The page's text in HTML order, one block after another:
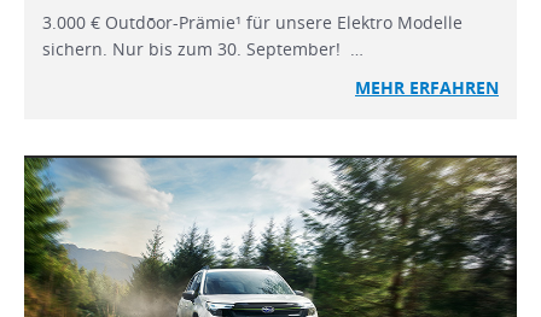
3.000 € Outdōor-Prämie¹ für unsere Elektro Modelle
sichern. Nur bis zum 30. September! …
MEHR ERFAHREN